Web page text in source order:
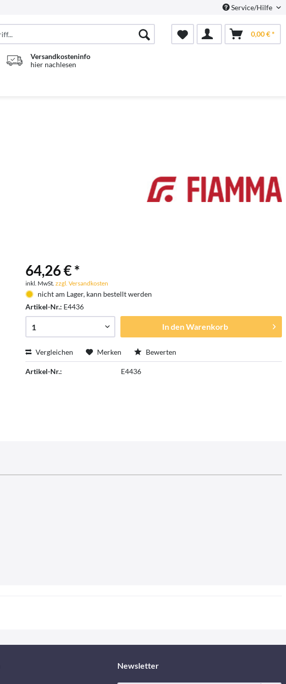
Service/Hilfe
0,00 € *
Versandkosteninfo
hier nachlesen
64,26 € *
inkl. MwSt.zzgl. Versandkosten
nicht am Lager, kann bestellt werden
Artikel-Nr.: E4436
In denWarenkorb
Vergleichen Merken Bewerten
Artikel-Nr.: E4436
Newsletter